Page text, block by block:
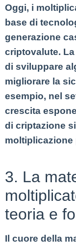
Oggi, i
base di
generazione
criptovalute.
di sviluppare
migliorare la
esempio, nel
crescita
di criptazione
moltiplicazione
3. La
teoria e
Il cuore della